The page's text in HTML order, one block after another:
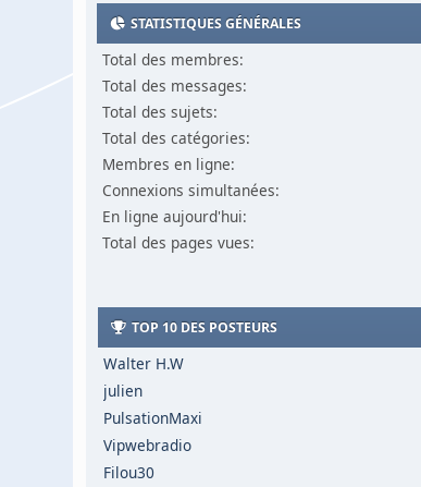
STATISTIQUES GÉNÉRALES
Total des membres:
Total des messages:
Total des sujets:
Total des catégories:
Membres en ligne:
Connexions simultanées:
En ligne aujourd'hui:
Total des pages vues:
TOP 10 DES POSTEURS
Walter H.W
julien
PulsationMaxi
Vipwebradio
Filou30